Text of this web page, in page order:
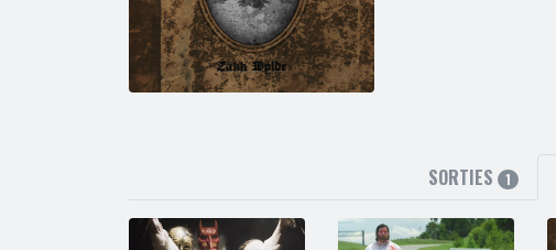
SORTIES 1